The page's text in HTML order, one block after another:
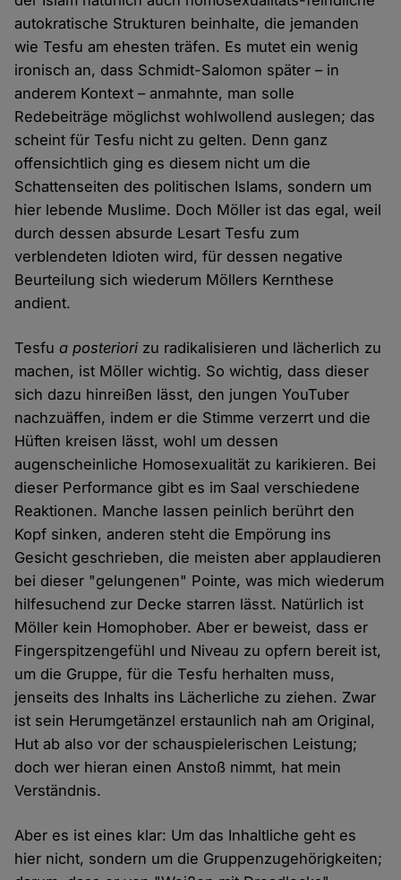
autokratische Strukturen beinhalte, die jemanden
wie Tesfu am ehesten träfen. Es mutet ein wenig
ironisch an, dass Schmidt-Salomon später – in
anderem Kontext – anmahnte, man solle
Redebeiträge möglichst wohlwollend auslegen; das
scheint für Tesfu nicht zu gelten. Denn ganz
offensichtlich ging es diesem nicht um die
Schattenseiten des politischen Islams, sondern um
hier lebende Muslime. Doch Möller ist das egal, weil
durch dessen absurde Lesart Tesfu zum
verblendeten Idioten wird, für dessen negative
Beurteilung sich wiederum Möllers Kernthese
andient.
Tesfua posteriori zu radikalisieren und lächerlich zu
machen, ist Möller wichtig. So wichtig, dass dieser
sich dazu hinreißen lässt, den jungen YouTuber
nachzuäffen, indem er die Stimme verzerrt und die
Hüften kreisen lässt, wohl um dessen
augenscheinliche Homosexualität zu karikieren. Bei
dieser Performance gibt es im Saal verschiedene
Reaktionen. Manche lassen peinlich berührt den
Kopf sinken, anderen steht die Empörung ins
Gesicht geschrieben, die meisten aber applaudieren
bei dieser "gelungenen" Pointe, was mich wiederum
hilfesuchend zur Decke starren lässt. Natürlich ist
Möller kein Homophober. Aber er beweist, dass er
Fingerspitzengefühl und Niveau zu opfern bereit ist,
um die Gruppe, für die Tesfu herhalten muss,
jenseits des Inhalts ins Lächerliche zu ziehen. Zwar
ist sein Herumgetänzel erstaunlich nah am Original,
Hut ab also vor der schauspielerischen Leistung;
doch wer hieran einen Anstoß nimmt, hat mein
Verständnis.
Aber es ist eines klar: Um das Inhaltliche geht es
hier nicht, sondern um die Gruppenzugehörigkeiten;